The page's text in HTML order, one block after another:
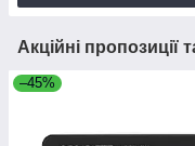
Акційні пропозиції
–45%